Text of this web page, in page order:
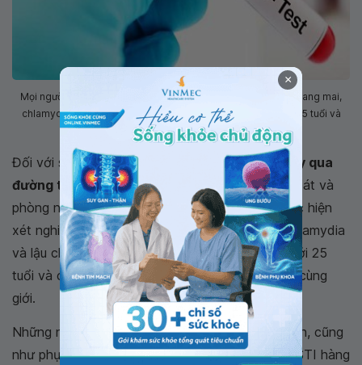
Mọi người nên thực hiện xét nghiệm hàng năm đối với bệnh giang mai,
chlamydia và lậu cho tất cả phụ nữ hoạt động tình dục dưới 25 tuổi và
cho tất cả đàn ông có quan hệ tình dục cùng giới
Đối với sàng lọc STI -
Sàng lọc nhiễm trùng lây qua
đường tình dục (STI), CDC - Trung tâm kiểm soát và
phòng ngừa dịch bệnh Hoa Kỳ, khuyên nên thực hiện
xét nghiệm hàng năm đối với bệnh giang mai, chlamydia
và lậu cho tất cả phụ nữ hoạt động tình dục dưới 25
tuổi và cho tất cả đàn ông có quan hệ tình dục cùng
giới.
Những người có bạn tình mới hoặc nhiều bạn tình, cũng
như phụ nữ mang thai, cũng nên được kiểm tra STI hàng
×